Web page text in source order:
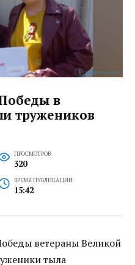
в
тружеников
ПРОСМОТРОВ
320
ВРЕМЯ ПУБЛИКАЦИИ
15:42
ветераны Великой
тыла